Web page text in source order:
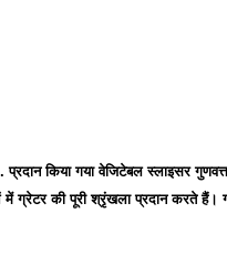
किया गया वेजिटेबल स्लाइसर
ग्रेटर की पूरी श्रृंखला प्रदान करते